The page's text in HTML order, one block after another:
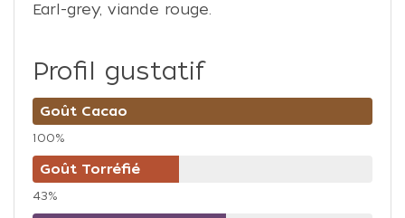
Earl-grey, viande rouge.
Profil gustatif
Goût Cacao
100%
Goût Torréfié
43%